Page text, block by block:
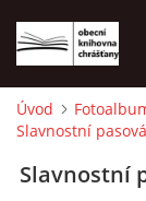
ÚVOD
Úvod
Slavnostní
Slavnostní